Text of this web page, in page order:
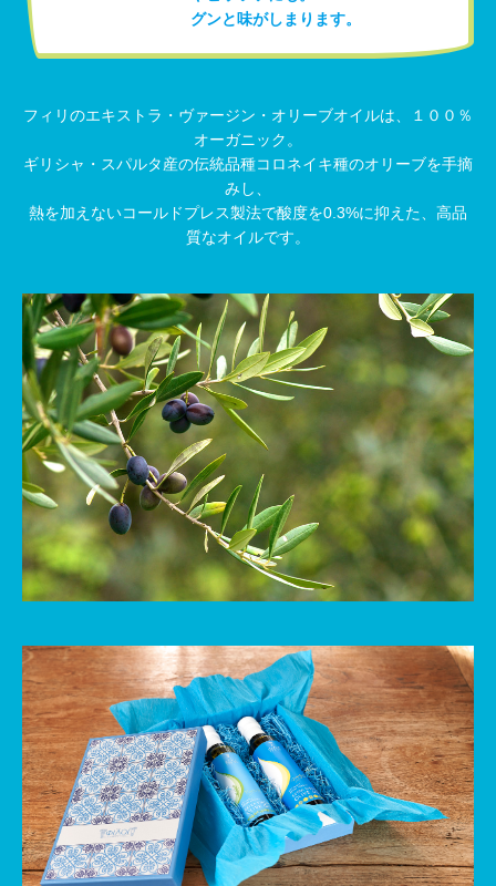
グンと味がしまります。
フィリのエキストラ・ヴァージン・オリーブオイルは、１００％
オーガニック。
ギリシャ・スパルタ産の伝統品種コロネイキ種のオリーブを手摘
みし、
熱を加えないコールドプレス製法で酸度を0.3%に抑えた、高品
質なオイルです。